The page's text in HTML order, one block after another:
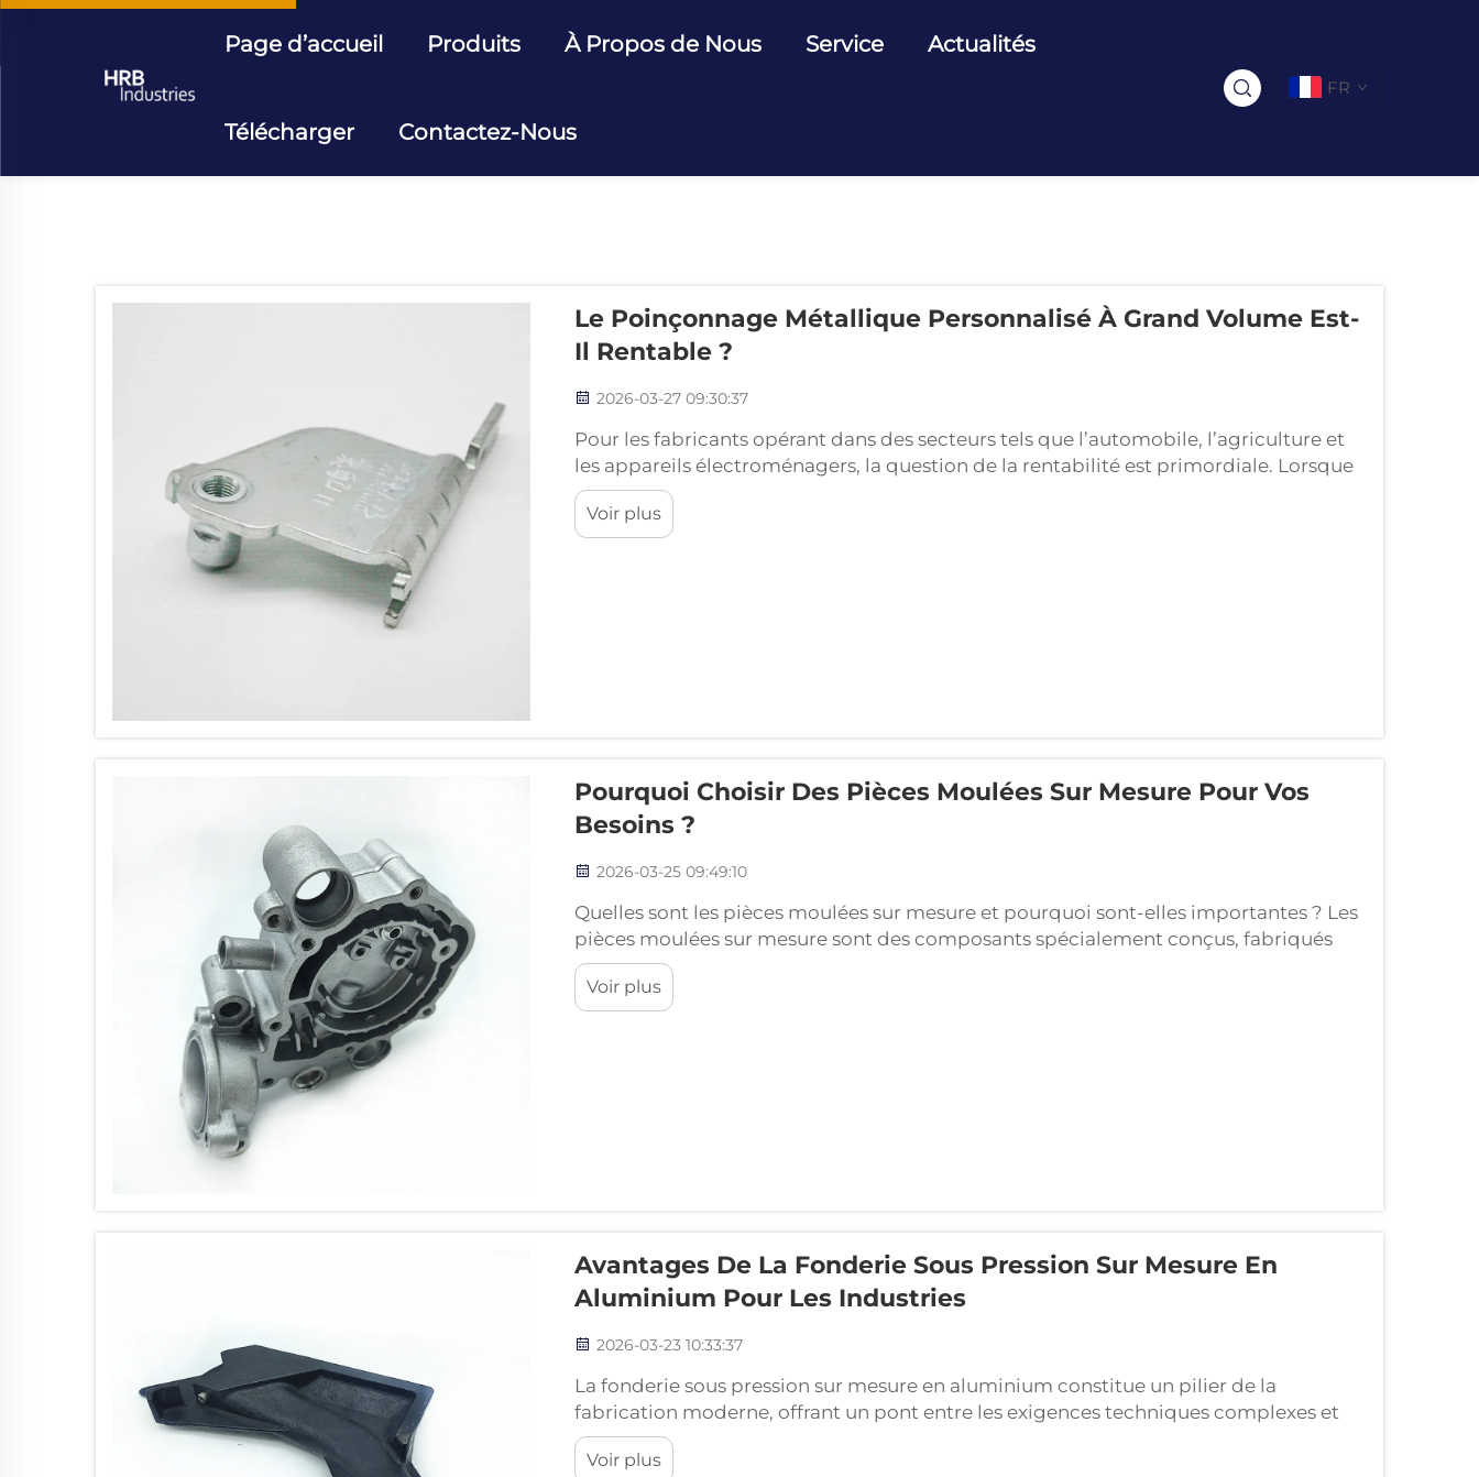
Page d’accueil Produits À Propos de Nous Service Actualités
Télécharger Contactez-Nous
FR
Le Poinçonnage Métallique Personnalisé À Grand Volume Est-
Il Rentable ?
2026-03-27 09:30:37
Pour les fabricants opérant dans des secteurs tels que l’automobile, l’agriculture et
les appareils électroménagers, la question de la rentabilité est primordiale. Lorsque
les volumes de production atteignent des milliers ou des millions d’unités, chaque
fraction d’efficacité compte. C’est ici que c...
Voir plus
Pourquoi Choisir Des Pièces Moulées Sur Mesure Pour Vos
Besoins ?
2026-03-25 09:49:10
Quelles sont les pièces moulées sur mesure et pourquoi sont-elles importantes ? Les
pièces moulées sur mesure sont des composants spécialement conçus, fabriqués
par des procédés de moulage adaptés aux spécifications exactes requises.
Contrairement aux composants standards prêts à l’emploi, les pièces moulées sur
mesure sont conçues…
Voir plus
Avantages De La Fonderie Sous Pression Sur Mesure En
Aluminium Pour Les Industries
2026-03-23 10:33:37
La fonderie sous pression sur mesure en aluminium constitue un pilier de la
fabrication moderne, offrant un pont entre les exigences techniques complexes et
l’efficacité de la production à grande échelle. En injectant de l’aluminium en fusion
dans des moules en acier (matrices) conçus avec précision, sous haute pression...
Voir plus